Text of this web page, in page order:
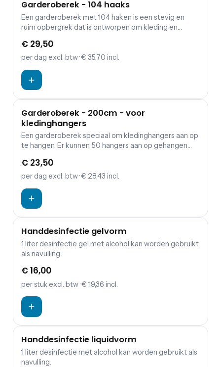
Garderoberek - 104 haaks
Een garderoberek met 104 haken is een stevig en
ruim opbergrek dat is ontworpen om kleding en
wat betekent dat het genoeg ruimte biedt om een
grote hoeveelheid kleding op te hangen. De haken
voor het ophangen van verschillende soorten kleding,
van jassen en tassen tot sjaals en hoeden. De meeste
zijn. Ze kunnen worden gebruikt in verschillende
omgevingen, zoals in een winkel, een feestzaal of een
kleedkamer. Daarnaast is deze uitvoering ook nog
verrijdbaar en kan worden vastgezet op de remmen.
€ 29,50
per dag excl. btw· € 35,70 incl.
Garderoberek - 200cm - voor
kledinghangers
Een garderoberek speciaal om kledinghangers aan op
te hangen. Er kunnen 50 hangers aan op gehangen
€ 23,50
per dag excl. btw· € 28,43 incl.
Handdesinfectie gelvorm
1 liter desinfectie gel met alcohol kan worden gebruikt
als navulling.
€ 16,00
per stuk excl. btw· € 19,36 incl.
Handdesinfectie liquidvorm
1 liter desinfectie met alcohol kan worden gebruikt als
navulling.